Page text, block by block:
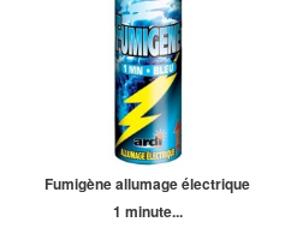
Fumigène allumage électrique
1 minute...